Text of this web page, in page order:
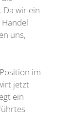
Da wir ein
uns,
im
jetzt
ein